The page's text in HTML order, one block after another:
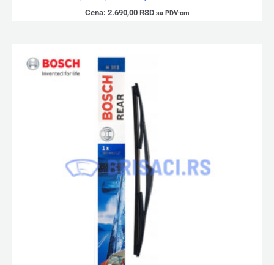
Cena: 2.690,00 RSD sa PDV-om